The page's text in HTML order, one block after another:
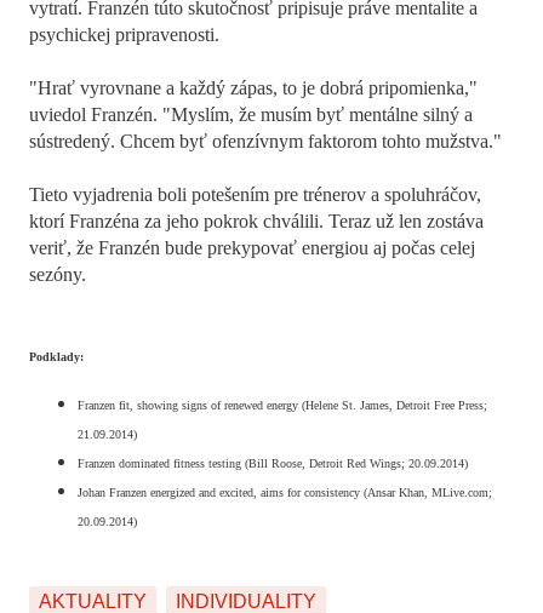
vytratí. Franzén túto skutočnosť pripisuje práve mentalite a
psychickej pripravenosti.
"Hrať vyrovnane a každý zápas, to je dobrá pripomienka,"
uviedol Franzén. "Myslím, že musím byť mentálne silný a
sústredený. Chcem byť ofenzívnym faktorom tohto mužstva."
Tieto vyjadrenia boli potešením pre trénerov a spoluhráčov,
ktorí Franzéna za jeho pokrok chválili. Teraz už len zostáva
veriť, že Franzén bude prekypovať energiou aj počas celej
sezóny.
Podklady:
Franzen fit, showing signs of renewed energy (Helene St. James, Detroit Free Press;
21.09.2014)
Franzen dominated fitness testing (Bill Roose, Detroit Red Wings; 20.09.2014)
Johan Franzen energized and excited, aims for consistency (Ansar Khan, MLive.com;
20.09.2014)
AKTUALITY INDIVIDUALITY